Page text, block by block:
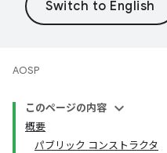
AOSP
このページの内容
概要
パブリック コンストラクタ